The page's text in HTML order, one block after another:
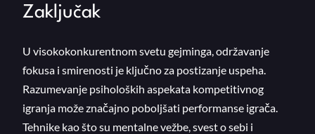
Zaključak
U visokokonkurentnom svetu gejminga, održavanje
fokusa i smirenosti je ključno za postizanje uspeha.
Razumevanje psiholoških aspekata kompetitivnog
igranja može značajno poboljšati performanse igrača.
Tehnike kao što su mentalne vežbe, svest o sebi i